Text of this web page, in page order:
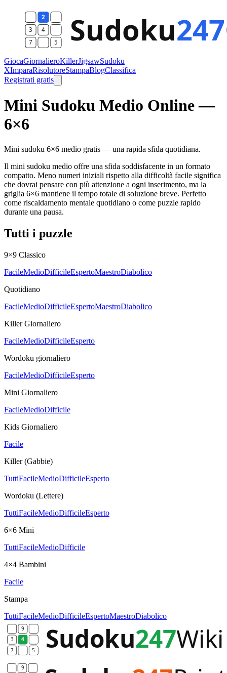
GiocaGiornalieroKillerJigsawSudoku
XImparaRisolutoreStampaBlogClassifica
Registrati gratis
Mini Sudoku Medio Online —
6×6
Mini sudoku 6×6 medio gratis — una rapida sfida quotidiana.
Il mini sudoku medio offre una sfida soddisfacente in un formato
compatto. Meno numeri iniziali rispetto alla difficoltà facile significa
che dovrai pensare con più attenzione a ogni inserimento, ma la
griglia 6×6 mantiene il tempo totale di soluzione breve. Perfetto
come riscaldamento mentale quotidiano o come puzzle rapido
durante una pausa.
Tutti i puzzle
9×9 Classico
FacileMedioDifficileEspertoMaestroDiabolico
Quotidiano
FacileMedioDifficileEspertoMaestroDiabolico
Killer Giornaliero
FacileMedioDifficileEsperto
Wordoku giornaliero
FacileMedioDifficileEsperto
Mini Giornaliero
FacileMedioDifficile
Kids Giornaliero
Facile
Killer (Gabbie)
TuttiFacileMedioDifficileEsperto
Wordoku (Lettere)
TuttiFacileMedioDifficileEsperto
6×6 Mini
TuttiFacileMedioDifficile
4×4 Bambini
Facile
Stampa
TuttiFacileMedioDifficileEspertoMaestroDiabolico